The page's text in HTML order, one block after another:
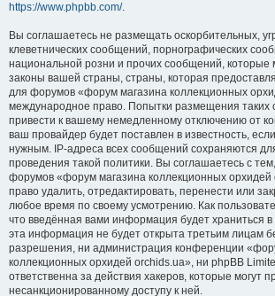
https://www.phpbb.com/.
Вы соглашаетесь не размещать оскорбительных,
клеветнических сообщений, порнографических
национальной розни и прочих сообщений, которые
законы вашей страны, страны, которая
для форумов «форум магазина коллекционных
международное право. Попытки размещения таких
привести к вашему немедленному отключению от
ваш провайдер будет поставлен в известность,
нужным. IP-адреса всех сообщений сохраняются
проведения такой политики. Вы соглашаетесь с
форумов «форум магазина коллекционных
право удалить, отредактировать, перенести или
любое время по своему усмотрению. Как
что введённая вами информация будет храниться
эта информация не будет открыта третьим лицам
разрешения, ни администрация конференции
коллекционных орхидей orchids.ua», ни phpBB
ответственна за действия хакеров, которые могут
несанкционированному доступу к ней.